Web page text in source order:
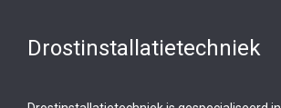
Drostinstallatietechniek